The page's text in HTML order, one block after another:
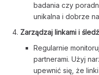
badania czy
unikalna i dobrze
Zarządzaj linkami i
Regularnie
partnerami. Użyj
upewnić się, że